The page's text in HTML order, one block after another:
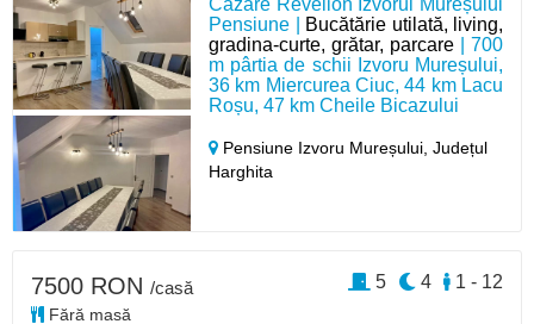
Cazare Revelion Izvorul Mureșului
Pensiune |
Bucătărie utilată, living,
gradina-curte, grătar, parcare | 700
m pârtia de schii Izvoru Mureșului,
36 km Miercurea Ciuc, 44 km Lacu
Roșu, 47 km Cheile Bicazului
Pensiune Izvoru Mureșului,Județul
Harghita
7500 RON /casă
Fără masă
1 - 12
4
5